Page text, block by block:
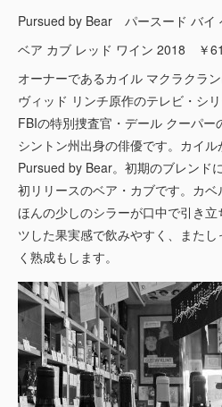
Pursued by Bear パースード バイ
ベア カブ レッド ワイン 2018 ￥
オーナーであるカイル マクラクラ
ヴィッド リンチ原作のテレビ・シ
FBIの特別捜査官・デール クーパー
シントン州出身の俳優です。カイ
Pursued by Bear。初期のブレンド
初リリースのベア・カブです。カ
ほんの少しのシラーが口中で引き
ツした果実感で飲みやすく、また
く熟成もします。